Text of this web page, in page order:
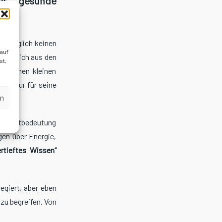
keinen
sich aus den
kleinen
nur für seine
Wortbedeutung
über Energie,
Wissen“
aber eben
begreifen. Von